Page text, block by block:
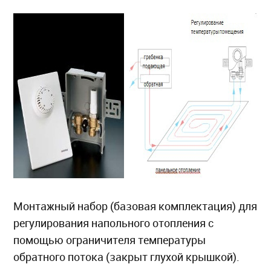
Монтажный набор (базовая комплектация) для
регулирования напольного отопления с
помощью ограничителя температуры
обратного потока (закрыт глухой крышкой).